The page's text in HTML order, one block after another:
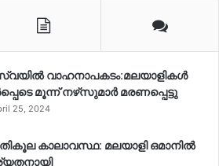
വാഹനാപകടം:മലയാളികള്‍
മൂന്ന് നഴ്‌സുമാര്‍ മരണപ്പെട്ടു
25, 2024
കാലാവസ്ഥ: മലയാളി ഒമാനിൽ